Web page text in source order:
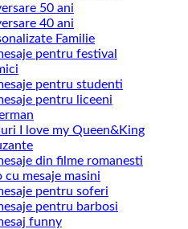
50 ani
40 ani
Familie
pentru festival
pentru studenti
pentru liceeni
I love my Queen&King
din filme romanesti
mesaje masini
pentru soferi
pentru barbosi
funny